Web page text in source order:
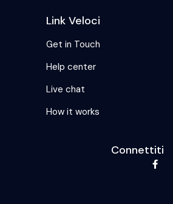
Link Veloci
Get in Touch
Help center
Live chat
How it works
Connettiti